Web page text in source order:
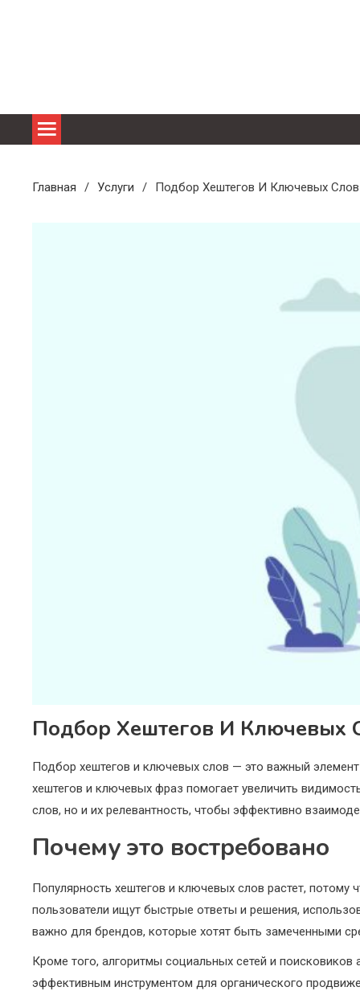
Главная Услуги Подбор Хештегов И Ключевых Слов
Подбор Хештегов И Ключевых
Подбор хештегов и ключевых слов — это важный
хештегов и ключевых фраз помогает увеличить
слов, но и их релевантность, чтобы эффективно
Почему это востребовано
Популярность хештегов и ключевых слов растет,
пользователи ищут быстрые ответы и решения,
важно для брендов, которые хотят быть замеченными
Кроме того, алгоритмы социальных сетей и
эффективным инструментом для органического